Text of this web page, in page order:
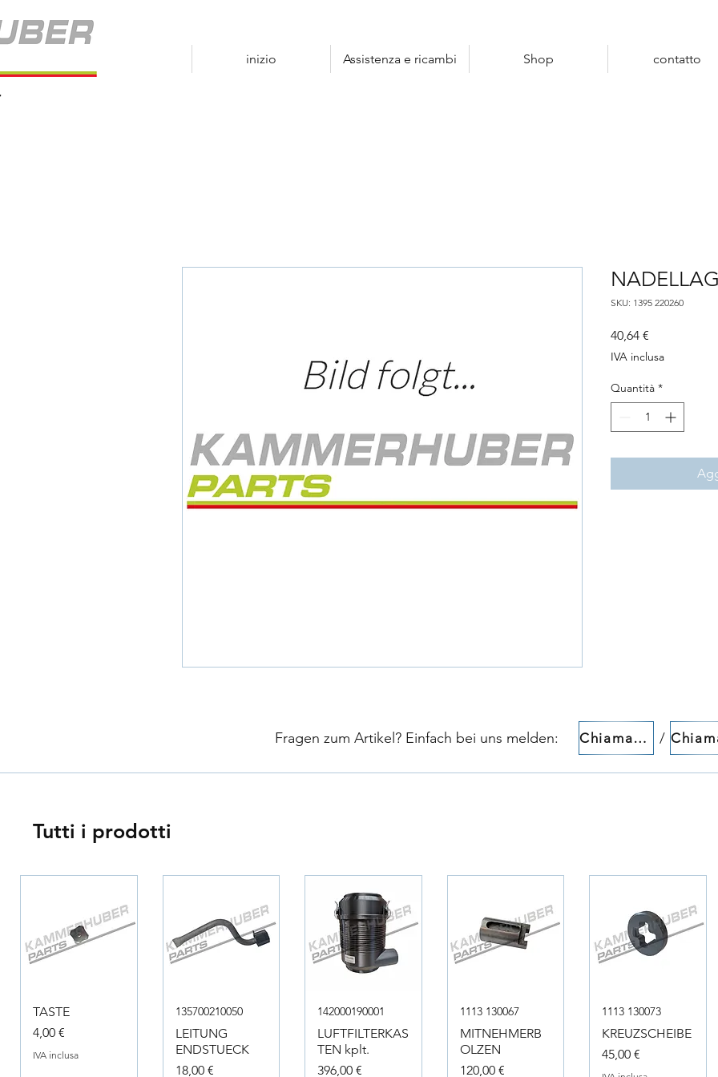
inizio Assistenza e ricambi Shop contatto
SKU: 1395 220260
40,64 €
IVA inclusa
Quantità *
Fragen zum Artikel? Einfach bei uns melden:​​ Chiamaci! /
Tutti i prodotti
TASTE
Prezzo
4,00 €
IVA inclusa
135700210050
LEITUNG
ENDSTUECK
Prezzo
18,00 €
142000190001
LUFTFILTERKAS
TEN kplt.
Prezzo
396,00 €
1113 130067
MITNEHMERB
OLZEN
Prezzo
120,00 €
1113 130073
KREUZSCHEIBE
Prezzo
45,00 €